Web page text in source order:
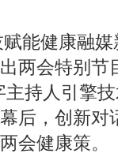
能健康融
两会特别节
持人引擎
后，创新对
会健康策。